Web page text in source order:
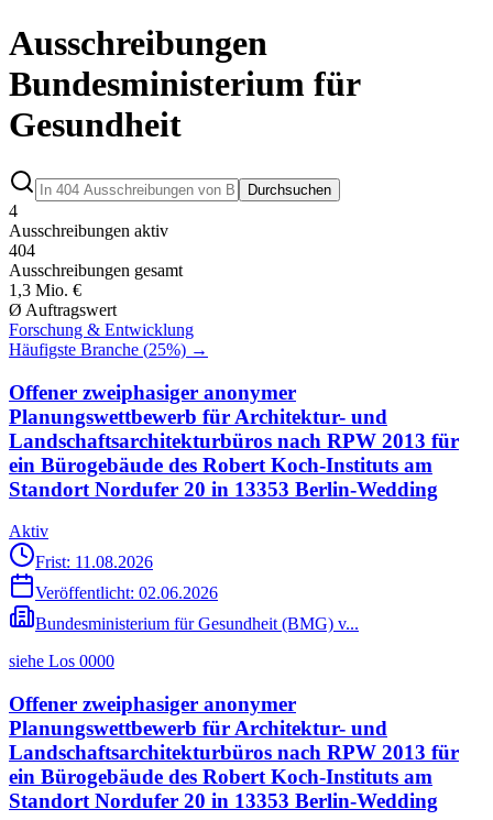
Ausschreibungen
Bundesministerium für
Gesundheit
Durchsuchen
4
Ausschreibungen aktiv
404
Ausschreibungen gesamt
1,3 Mio. €
Ø Auftragswert
Forschung & Entwicklung
Häufigste Branche (25%) →
Offener zweiphasiger anonymer
Planungswettbewerb für Architektur- und
Landschaftsarchitekturbüros nach RPW 2013 für
ein Bürogebäude des Robert Koch-Instituts am
Standort Nordufer 20 in 13353 Berlin-Wedding
Aktiv
Frist: 11.08.2026
Veröffentlicht: 02.06.2026
Bundesministerium für Gesundheit (BMG) v...
siehe Los 0000
Offener zweiphasiger anonymer
Planungswettbewerb für Architektur- und
Landschaftsarchitekturbüros nach RPW 2013 für
ein Bürogebäude des Robert Koch-Instituts am
Standort Nordufer 20 in 13353 Berlin-Wedding